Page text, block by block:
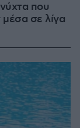
που
σε λίγα